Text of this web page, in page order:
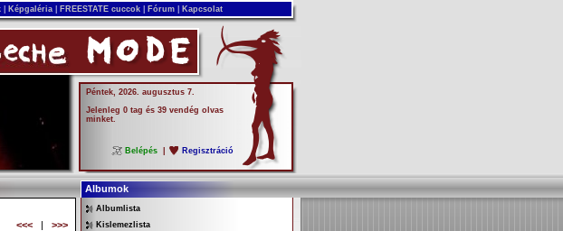
Képgaléria FREESTATE cuccok Fórum Kapcsolat
Péntek, 2026. augusztus 7.
Jelenleg 0 tag és 39 vendég olvas
minket.
Belépés Regisztráció
Albumok
<<< | >>>
Albumlista
Kislemezlista